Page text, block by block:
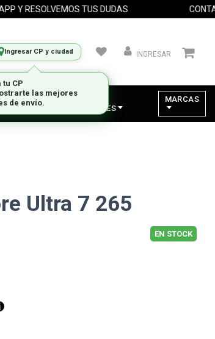
RESOLVEMOS TUS DUDAS
Ingresar CP y ciudad INGRESAR
VARIOS -
COMPONENTES
MARCAS
Ultra 7 265
EN STOCK